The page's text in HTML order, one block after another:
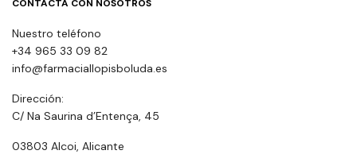
CONTACTA CON NOSOTROS
Nuestro teléfono
+34 965 33 09 82
info@farmaciallopisboluda.es
Dirección:
C/ Na Saurina d’Entença, 45
03803 Alcoi, Alicante